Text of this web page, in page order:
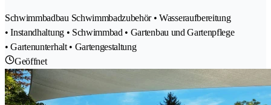
Schwimmbadbau Schwimmbadzubehör • Wasseraufbereitung
• Instandhaltung • Schwimmbad • Gartenbau und Gartenpflege
• Gartenunterhalt • Gartengestaltung
Geöffnet